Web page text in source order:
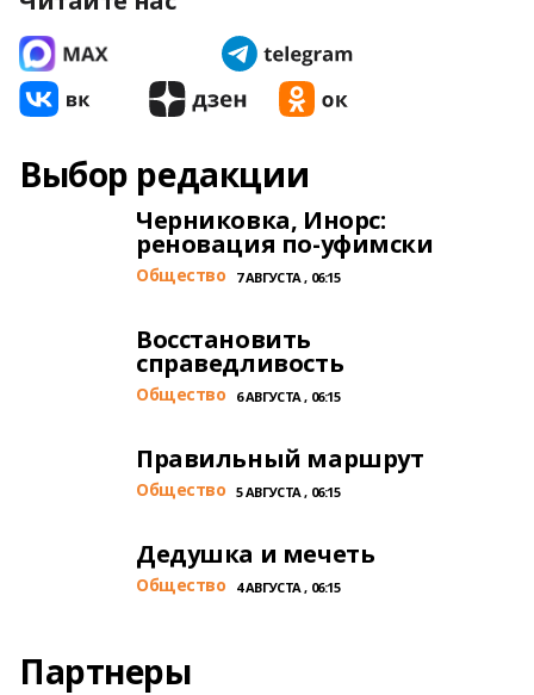
Выбор редакции
Черниковка, Инорс:
реновация по-уфимски
Общество 7 АВГУСТА , 06:15
Восстановить
справедливость
Общество 6 АВГУСТА , 06:15
Правильный маршрут
Общество 5 АВГУСТА , 06:15
Дедушка и мечеть
Общество 4 АВГУСТА , 06:15
Партнеры